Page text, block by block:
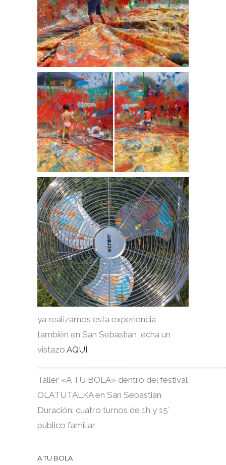
ya realizamos esta experiencia
también en San Sebastian, echa un
vistazo AQUÍ
Taller «A TU BOLA» dentro del festival
OLATUTALKA en San Sebastian
Duración: cuatro turnos de 1h y 15′
público familiar
A TU BOLA